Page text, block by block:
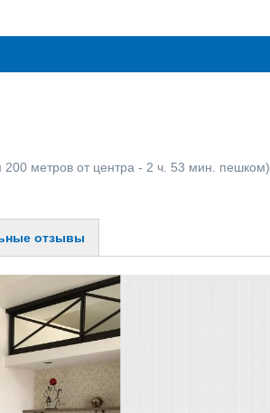
200 метров от центра - 2 ч. 53 мин. пешком)
отзывы